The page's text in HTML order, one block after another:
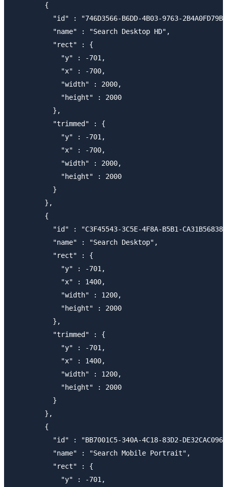
        {
"id" : "746D3566-B6DD-4B03-9763-
          "name" : "Search Desktop HD",
          "rect" : {
            "y" : -701,
            "x" : -700,
            "width" : 2000,
            "height" : 2000
          },
          "trimmed" : {
            "y" : -701,
            "x" : -700,
            "width" : 2000,
            "height" : 2000
          }
        },
        {
"id" : "C3F45543-3C5E-4F8A-B5B1-
          "name" : "Search Desktop",
          "rect" : {
            "y" : -701,
            "x" : 1400,
            "width" : 1200,
            "height" : 2000
          },
          "trimmed" : {
            "y" : -701,
            "x" : 1400,
            "width" : 1200,
            "height" : 2000
          }
        },
        {
"id" : "BB7001C5-340A-4C18-83D2-
          "name" : "Search Mobile Portrait",
          "rect" : {
            "y" : -701,